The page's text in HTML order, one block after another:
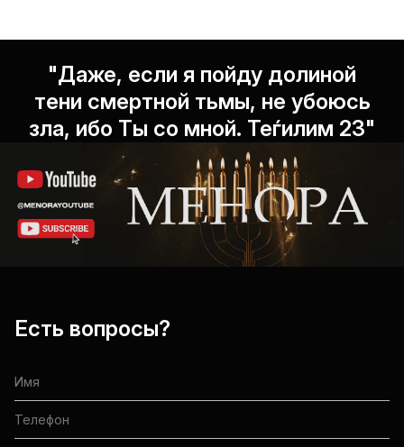
"Даже, если я пойду долиной
тени смертной тьмы, не убоюсь
зла, ибо Ты со мной. Теѓилим 23"
Есть вопросы?